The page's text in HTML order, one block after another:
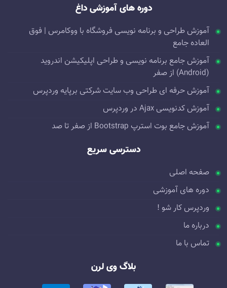
دوره های آموزشی داغ
آموزش طراحی و برنامه نویسی فروشگاه با ووکامرس | فوق
العاده جامع
آموزش جامع برنامه نویسی و طراحی اپلیکیشن اندروید
(Android) از صفر
آموزش حرفه ای طراحی وب سایت شرکتی برپایه وردپرس
آموزش کدنویسی Ajax در وردپرس
آموزش جامع بوت استرپ Bootstrap از صفر تا صد
دسترسی سریع
صفحه اصلی
دوره های آموزشی
وردپرس کار شو !
درباره ما
تماس با ما
بلاگ وی لرن